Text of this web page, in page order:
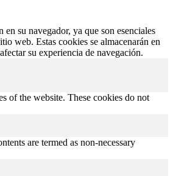
su navegador, ya que son esenciales
web. Estas cookies se almacenarán en
su experiencia de navegación.
of the website. These cookies do not
are termed as non-necessary